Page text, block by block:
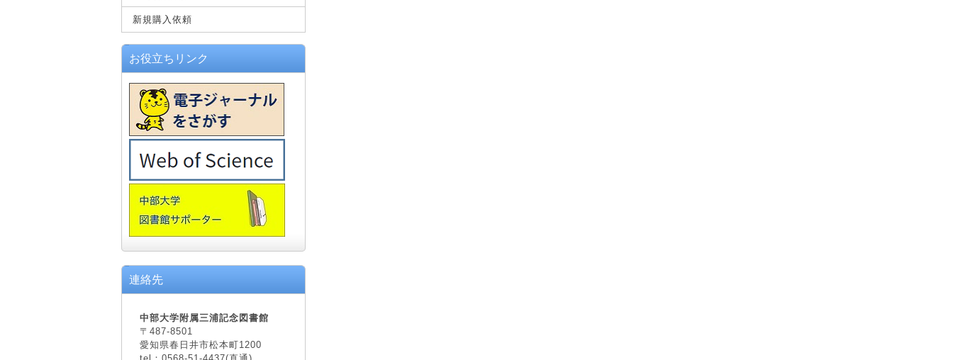
新規購入依頼
お役立ちリンク
連絡先
中部大学附属三浦記念図書館
〒487-8501
愛知県春日井市松本町1200